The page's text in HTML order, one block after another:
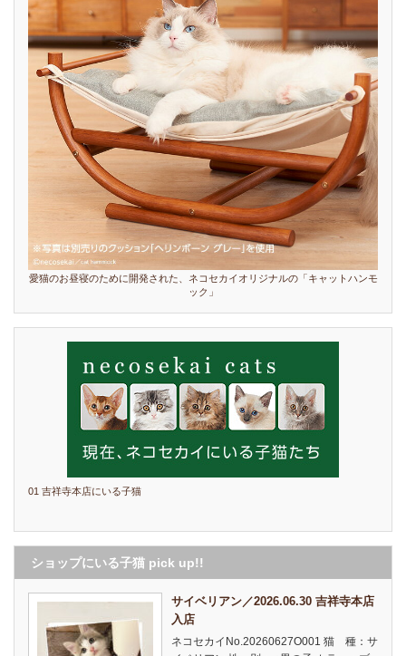
愛猫のお昼寝のために開発された、ネコセカイオリジナルの「キャットハンモ
ック」
01 吉祥寺本店にいる子猫
ショップにいる子猫 pick up!!
サイベリアン／2026.06.30 吉祥寺本店
入店
ネコセカイNo.20260627O001 猫 種：サ